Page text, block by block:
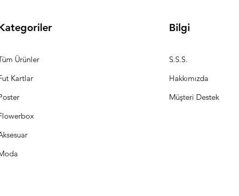
Ürünler
Kartlar
Bilgi
S.S.S.
Hakkımızda
Müşteri Destek